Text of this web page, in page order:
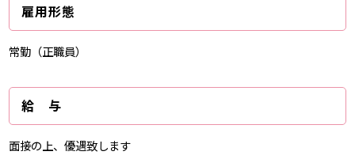
雇用形態
常勤（正職員）
給 与
面接の上、優遇致します